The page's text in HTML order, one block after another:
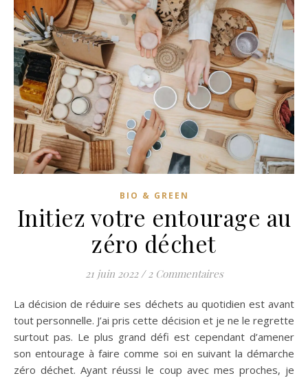
BIO & GREEN
Initiez votre entourage au
zéro déchet
21 juin 2022 / 2 Commentaires
La décision de réduire ses déchets au quotidien est avant
tout personnelle. J’ai pris cette décision et je ne le regrette
surtout pas. Le plus grand défi est cependant d’amener
son entourage à faire comme soi en suivant la démarche
zéro déchet. Ayant réussi le coup avec mes proches, je